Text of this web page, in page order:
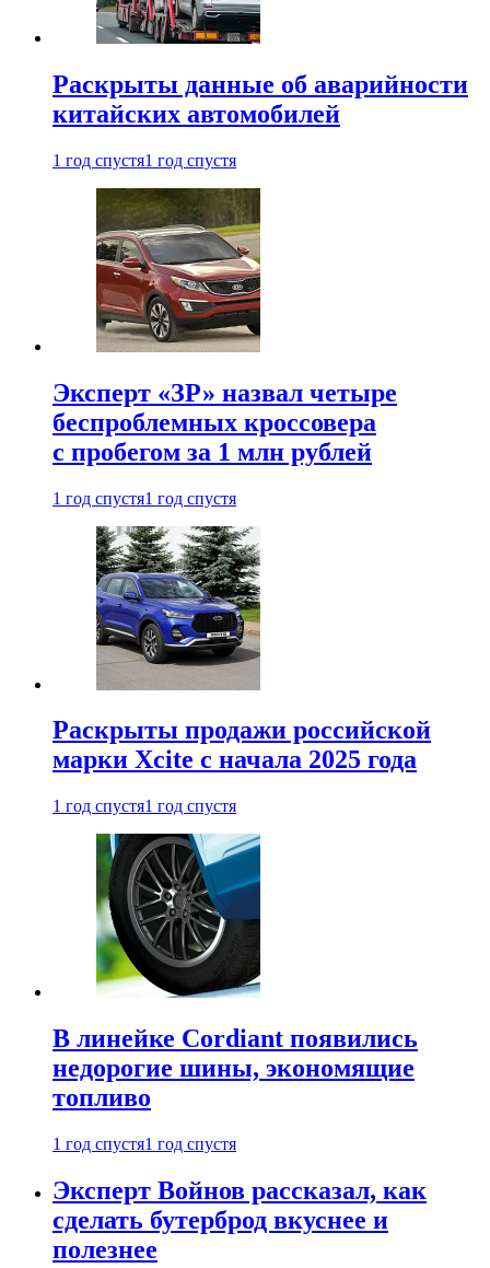
Раскрыты данные об аварийности
китайских автомобилей
1 год спустя1 год спустя
Эксперт «ЗР» назвал четыре
беспроблемных кроссовера
с пробегом за 1 млн рублей
1 год спустя1 год спустя
Раскрыты продажи российской
марки Xcite с начала 2025 года
1 год спустя1 год спустя
В линейке Cordiant появились
недорогие шины, экономящие
топливо
1 год спустя1 год спустя
Эксперт Войнов рассказал, как
сделать бутерброд вкуснее и
полезнее